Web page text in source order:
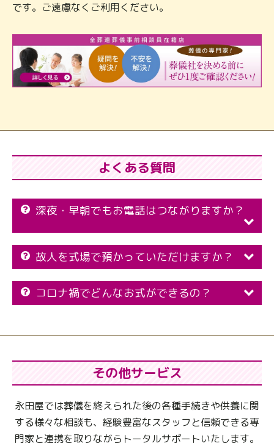
です。ご遠慮なくご利用ください。
よくある質問
深夜・早朝でもお電話はつながりますか？
故人を式場で預かっていただけますか？
コロナ禍でどんなお式ができるの？
その他サービス
永田屋では葬儀を終えられた後の各種手続きや供養に関
する様々な相談も、 経験豊富なスタッフと信頼できる専
門家と連携を取りながらトータルサポートいたします。